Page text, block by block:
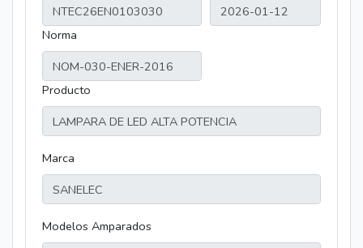
Norma
Producto
Marca
Modelos Amparados